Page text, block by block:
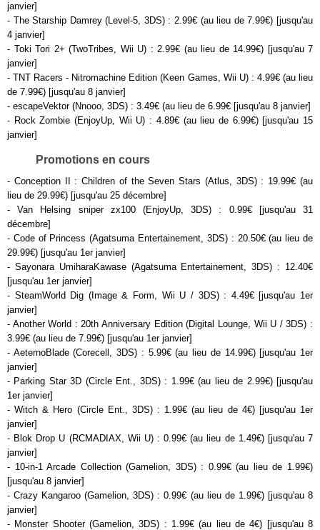
janvier]
- The Starship Damrey (Level-5, 3DS) : 2.99€ (au lieu de 7.99€) [jusqu'au
4 janvier]
- Toki Tori 2+ (TwoTribes, Wii U) : 2.99€ (au lieu de 14.99€) [jusqu'au 7
janvier]
- TNT Racers - Nitromachine Edition (Keen Games, Wii U) : 4.99€ (au lieu
de 7.99€) [jusqu'au 8 janvier]
- escapeVektor (Nnooo, 3DS) : 3.49€ (au lieu de 6.99€ [jusqu'au 8 janvier]
- Rock Zombie (EnjoyUp, Wii U) : 4.89€ (au lieu de 6.99€) [jusqu'au 15
janvier]
Promotions en cours
- Conception II : Children of the Seven Stars (Atlus, 3DS) : 19.99€ (au
lieu de 29.99€) [jusqu'au 25 décembre]
- Van Helsing sniper zx100 (EnjoyUp, 3DS) : 0.99€ [jusqu'au 31
décembre]
- Code of Princess (Agatsuma Entertainement, 3DS) : 20.50€ (au lieu de
29.99€) [jusqu'au 1er janvier]
- Sayonara UmiharaKawase (Agatsuma Entertainement, 3DS) : 12.40€
[jusqu'au 1er janvier]
- SteamWorld Dig (Image & Form, Wii U / 3DS) : 4.49€ [jusqu'au 1er
janvier]
- Another World : 20th Anniversary Edition (Digital Lounge, Wii U / 3DS) :
3.99€ (au lieu de 7.99€) [jusqu'au 1er janvier]
- AeternoBlade (Corecell, 3DS) : 5.99€ (au lieu de 14.99€) [jusqu'au 1er
janvier]
- Parking Star 3D (Circle Ent., 3DS) : 1.99€ (au lieu de 2.99€) [jusqu'au
1er janvier]
- Witch & Hero (Circle Ent., 3DS) : 1.99€ (au lieu de 4€) [jusqu'au 1er
janvier]
- Blok Drop U (RCMADIAX, Wii U) : 0.99€ (au lieu de 1.49€) [jusqu'au 7
janvier]
- 10-in-1 Arcade Collection (Gamelion, 3DS) : 0.99€ (au lieu de 1.99€)
[jusqu'au 8 janvier]
- Crazy Kangaroo (Gamelion, 3DS) : 0.99€ (au lieu de 1.99€) [jusqu'au 8
janvier]
- Monster Shooter (Gamelion, 3DS) : 1.99€ (au lieu de 4€) [jusqu'au 8